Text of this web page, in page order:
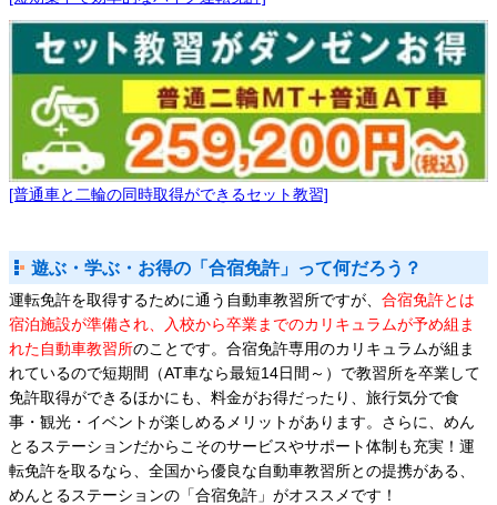
[普通車と二輪の同時取得ができるセット教習]
遊ぶ・学ぶ・お得の「合宿免許」って何だろう？
運転免許を取得するために通う自動車教習所ですが、 合宿免許とは
宿泊施設が準備され、入校から卒業までのカリキュラムが予め組ま
れた自動車教習所のことです。合宿免許専用のカリキュラムが組ま
れているので短期間（AT車なら最短14日間～）で教習所を卒業して
免許取得ができるほかにも、料金がお得だったり、旅行気分で食
事・観光・イベントが楽しめるメリットがあります。さらに、めん
とるステーションだからこそのサービスやサポート体制も充実！運
転免許を取るなら、全国から優良な自動車教習所との提携がある、
めんとるステーションの「合宿免許」がオススメです！